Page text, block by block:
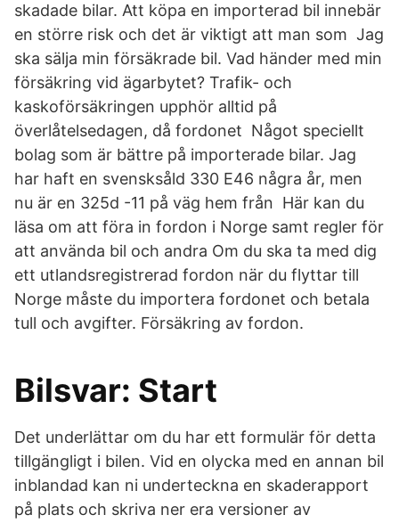
skadade bilar. Att köpa en importerad bil innebär
en större risk och det är viktigt att man som Jag
ska sälja min försäkrade bil. Vad händer med min
försäkring vid ägarbytet? Trafik- och
kaskoförsäkringen upphör alltid på
överlåtelsedagen, då fordonet Något speciellt
bolag som är bättre på importerade bilar. Jag
har haft en svensksåld 330 E46 några år, men
nu är en 325d -11 på väg hem från Här kan du
läsa om att föra in fordon i Norge samt regler för
att använda bil och andra Om du ska ta med dig
ett utlandsregistrerad fordon när du flyttar till
Norge måste du importera fordonet och betala
tull och avgifter. Försäkring av fordon.
Bilsvar: Start
Det underlättar om du har ett formulär för detta
tillgängligt i bilen. Vid en olycka med en annan bil
inblandad kan ni underteckna en skaderapport
på plats och skriva ner era versioner av